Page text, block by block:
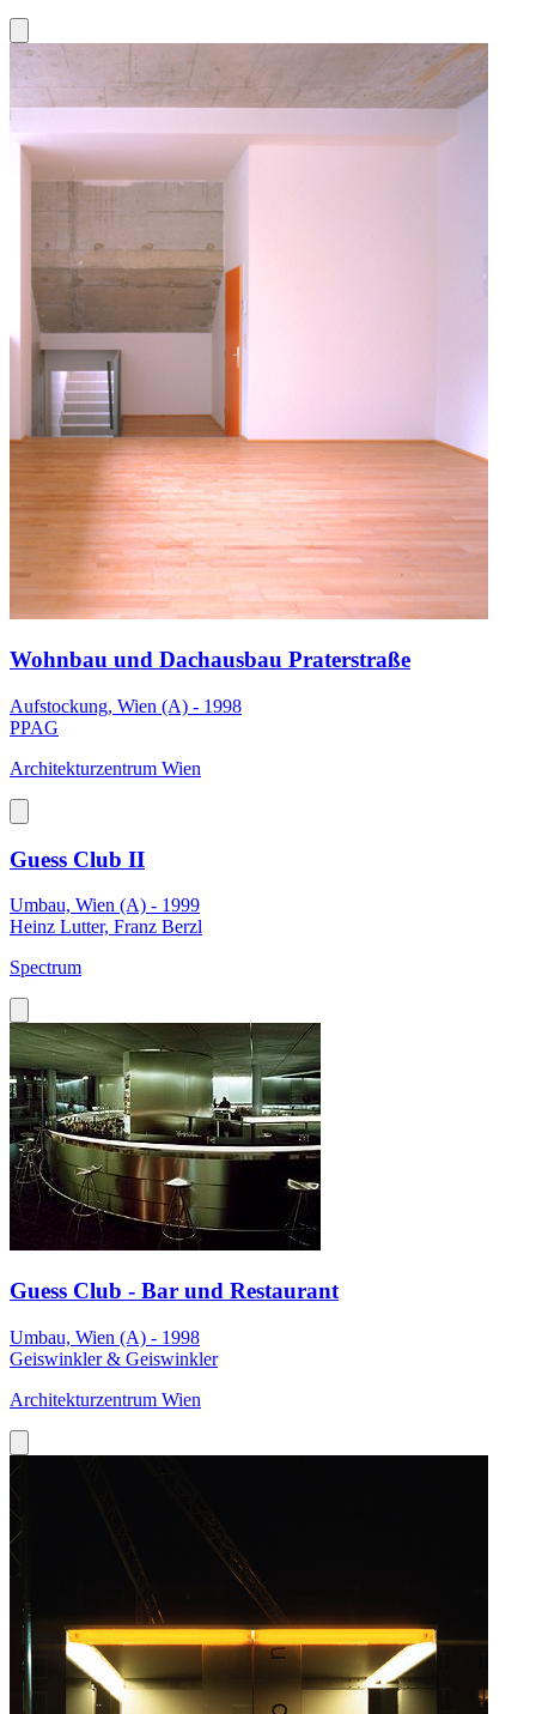
Wohnbau und Dachausbau Praterstraße
Aufstockung, Wien (A) - 1998
PPAG
Architekturzentrum Wien
Guess Club II
Umbau, Wien (A) - 1999
Heinz Lutter, Franz Berzl
Spectrum
Guess Club - Bar und Restaurant
Umbau, Wien (A) - 1998
Geiswinkler & Geiswinkler
Architekturzentrum Wien